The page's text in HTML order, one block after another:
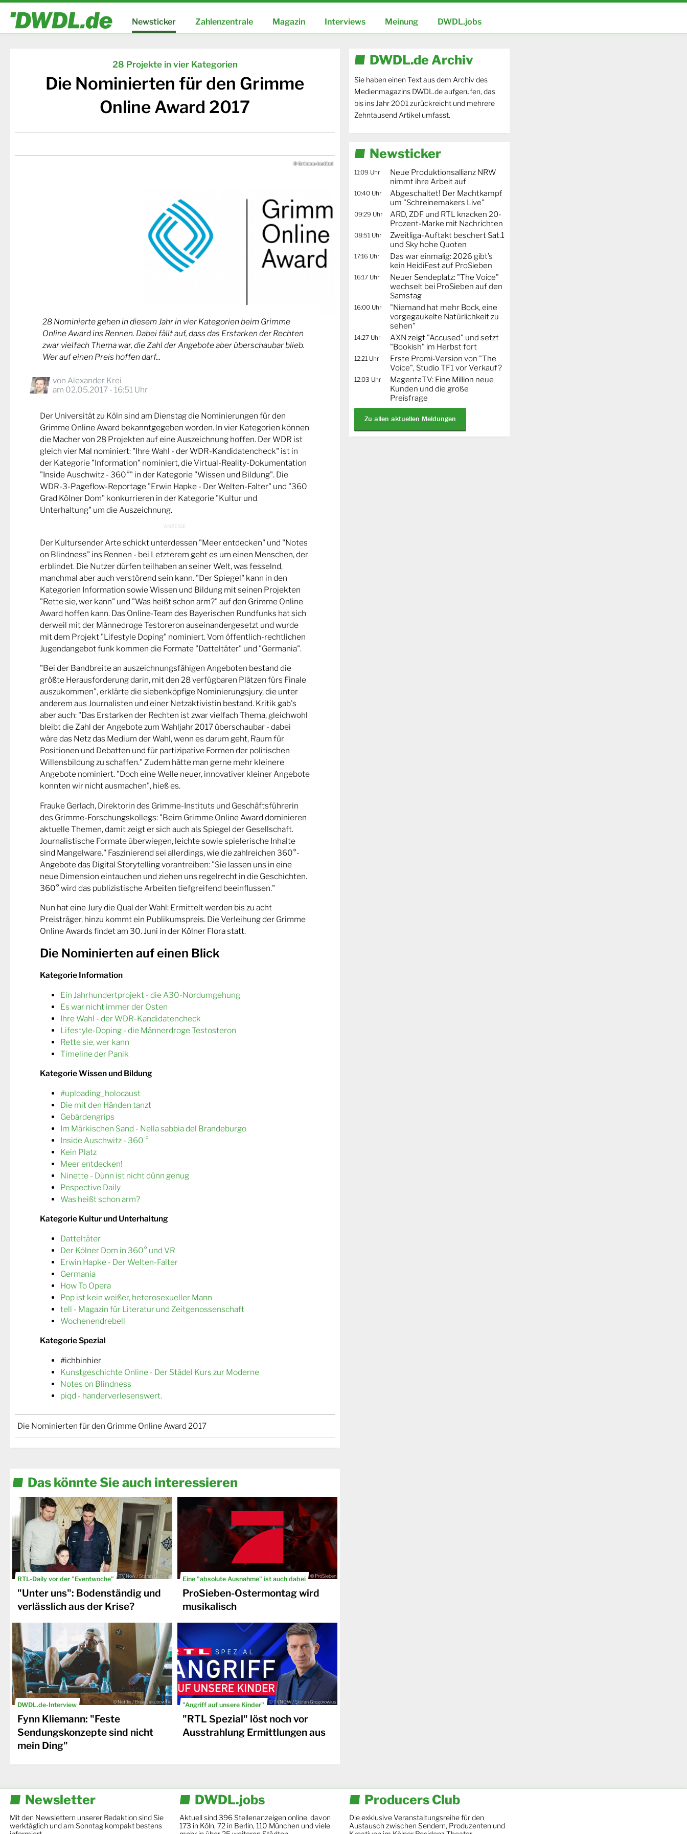
Newsticker Zahlenzentrale Magazin Interviews Meinung DWDL.jobs
28 Projekte in vier Kategorien
Die Nominierten für den Grimme
Online Award 2017
© Grimme-Institut
28 Nominierte gehen in diesem Jahr in vier Kategorien beim Grimme
Online Award ins Rennen. Dabei fällt auf, dass das Erstarken der Rechten
zwar vielfach Thema war, die Zahl der Angebote aber überschaubar blieb.
Wer auf einen Preis hoffen darf...
von Alexander Krei
am 02.05.2017 - 16:51 Uhr
Der Universität zu Köln sind am Dienstag die Nominierungen für den
Grimme Online Award bekanntgegeben worden. In vier Kategorien können
die Macher von 28 Projekten auf eine Auszeichnung hoffen. Der WDR ist
gleich vier Mal nominiert: "Ihre Wahl - der WDR-Kandidatencheck" ist in
der Kategorie "Information" nominiert, die Virtual-Reality-Dokumentation
"Inside Auschwitz - 360°" in der Kategorie "Wissen und Bildung". Die
WDR-3-Pageflow-Reportage "Erwin Hapke - Der Welten-Falter" und "360
Grad Kölner Dom" konkurrieren in der Kategorie "Kultur und
Unterhaltung" um die Auszeichnung.
Der Kultursender Arte schickt unterdessen "Meer entdecken" und "Notes
on Blindness" ins Rennen - bei Letzterem geht es um einen Menschen, der
erblindet. Die Nutzer dürfen teilhaben an seiner Welt, was fesselnd,
manchmal aber auch verstörend sein kann. "Der Spiegel" kann in den
Kategorien Information sowie Wissen und Bildung mit seinen Projekten
"Rette sie, wer kann" und "Was heißt schon arm?" auf den Grimme Online
Award hoffen kann. Das Online-Team des Bayerischen Rundfunks hat sich
derweil mit der Männedroge Testoreron auseinandergesetzt und wurde
mit dem Projekt "Lifestyle Doping" nominiert. Vom öffentlich-rechtlichen
Jugendangebot funk kommen die Formate "Datteltäter" und "Germania".
"Bei der Bandbreite an auszeichnungsfähigen Angeboten bestand die
größte Herausforderung darin, mit den 28 verfügbaren Plätzen fürs Finale
auszukommen", erklärte die siebenköpfige Nominierungsjury, die unter
anderem aus Journalisten und einer Netzaktivistin bestand. Kritik gab's
aber auch: "Das Erstarken der Rechten ist zwar vielfach Thema, gleichwohl
bleibt die Zahl der Angebote zum Wahljahr 2017 überschaubar - dabei
wäre das Netz das Medium der Wahl, wenn es darum geht, Raum für
Positionen und Debatten und für partizipative Formen der politischen
Willensbildung zu schaffen." Zudem hätte man gerne mehr kleinere
Angebote nominiert. "Doch eine Welle neuer, innovativer kleiner Angebote
konnten wir nicht ausmachen", hieß es.
Frauke Gerlach, Direktorin des Grimme-Instituts und Geschäftsführerin
des Grimme-Forschungskollegs: "Beim Grimme Online Award dominieren
aktuelle Themen, damit zeigt er sich auch als Spiegel der Gesellschaft.
Journalistische Formate überwiegen, leichte sowie spielerische Inhalte
sind Mangelware." Faszinierend sei allerdings, wie die zahlreichen 360°-
Angebote das Digital Storytelling vorantreiben: "Sie lassen uns in eine
neue Dimension eintauchen und ziehen uns regelrecht in die Geschichten.
360° wird das publizistische Arbeiten tiefgreifend beeinflussen."
Nun hat eine Jury die Qual der Wahl: Ermittelt werden bis zu acht
Preisträger, hinzu kommt ein Publikumspreis. Die Verleihung der Grimme
Online Awards findet am 30. Juni in der Kölner Flora statt.
Die Nominierten auf einen Blick
Kategorie Information
Ein Jahrhundertprojekt - die A30-Nordumgehung
Es war nicht immer der Osten
Ihre Wahl - der WDR-Kandidatencheck
Lifestyle-Doping - die Männerdroge Testosteron
Rette sie, wer kann
Timeline der Panik
Kategorie Wissen und Bildung
#uploading_holocaust
Die mit den Händen tanzt
Gebärdengrips
Im Märkischen Sand - Nella sabbia del Brandeburgo
Inside Auschwitz - 360 °
Kein Platz
Meer entdecken!
Ninette - Dünn ist nicht dünn genug
Pespective Daily
Was heißt schon arm?
Kategorie Kultur und Unterhaltung
Datteltäter
Der Kölner Dom in 360° und VR
Erwin Hapke - Der Welten-Falter
Germania
How To Opera
Pop ist kein weißer, heterosexueller Mann
tell - Magazin für Literatur und Zeitgenossenschaft
Wochenendrebell
Kategorie Spezial
#ichbinhier
Kunstgeschichte Online - Der Städel Kurs zur Moderne
Notes on Blindness
piqd - handerverlesenswert.
Die Nominierten für den Grimme Online Award 2017
Das könnte Sie auch interessieren
RTL-Daily vor der "Eventwoche" © TV Now / Stefan Behrens
"Unter uns": Bodenständig und
verlässlich aus der Krise?
Eine "absolute Ausnahme" ist auch dabei © ProSieben
ProSieben-Ostermontag wird
musikalisch
DWDL.de-Interview © Netflix / Brian Jakubowski
Fynn Kliemann: "Feste
Sendungskonzepte sind nicht
mein Ding"
"Angriff auf unsere Kinder" © TVNOW / Stefan Gregorowius
"RTL Spezial" löst noch vor
Ausstrahlung Ermittlungen aus
DWDL.de Archiv
Sie haben einen Text aus dem Archiv des
Medienmagazins DWDL.de aufgerufen, das
bis ins Jahr 2001 zurückreicht und mehrere
Zehntausend Artikel umfasst.
Newsticker
11:09 Uhr
Neue Produktionsallianz NRW
nimmt ihre Arbeit auf
10:40 Uhr
Abgeschaltet! Der Machtkampf
um "Schreinemakers Live"
09:29 Uhr
ARD, ZDF und RTL knacken 20-
Prozent-Marke mit Nachrichten
08:51 Uhr
Zweitliga-Auftakt beschert Sat.1
und Sky hohe Quoten
17:16 Uhr
Das war einmalig: 2026 gibt’s
kein HeidiFest auf ProSieben
16:17 Uhr
Neuer Sendeplatz: "The Voice"
wechselt bei ProSieben auf den
Samstag
16:00 Uhr
"Niemand hat mehr Bock, eine
vorgegaukelte Natürlichkeit zu
sehen"
14:27 Uhr
AXN zeigt "Accused" und setzt
"Bookish" im Herbst fort
12:21 Uhr
Erste Promi-Version von "The
Voice", Studio TF1 vor Verkauf?
12:03 Uhr
MagentaTV: Eine Million neue
Kunden und die große
Preisfrage
Zu allen aktuellen Meldungen
Newsletter
Mit den Newslettern unserer Redaktion sind Sie
werktäglich und am Sonntag kompakt bestens
DWDL.jobs
Aktuell sind 396 Stellenanzeigen online, davon
173 in Köln, 72 in Berlin, 110 München und viele
Producers Club
Die exklusive Veranstaltungsreihe für den
Austausch zwischen Sendern, Produzenten und